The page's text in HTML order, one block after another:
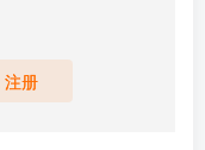
注册